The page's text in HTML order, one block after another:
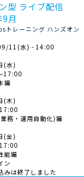
型 ライブ配信
月
トレーニング ハンズオン
11(水) - 14:00
(水)
17:00
編
(木)
務・運用自動化)編
(金)
能編
ン
みは終了しました